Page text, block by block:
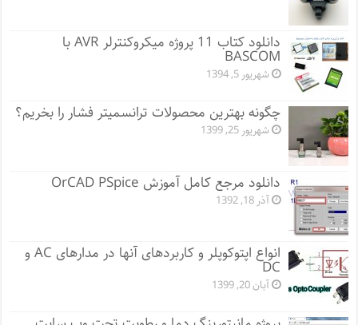
دانلود کتاب 11 پروژه میکروکنترلر AVR با
BASCOM
شهریور 5, 1394
چگونه بهترین محصولات ترانسمیتر فشار را بخریم؟
شهریور 25, 1399
دانلود مرجع کامل آموزش OrCAD PSpice
آذر 18, 1392
انواع اپتوکوپلر و کاربردهای آنها در مدارهای AC و
DC
آبان 20, 1399